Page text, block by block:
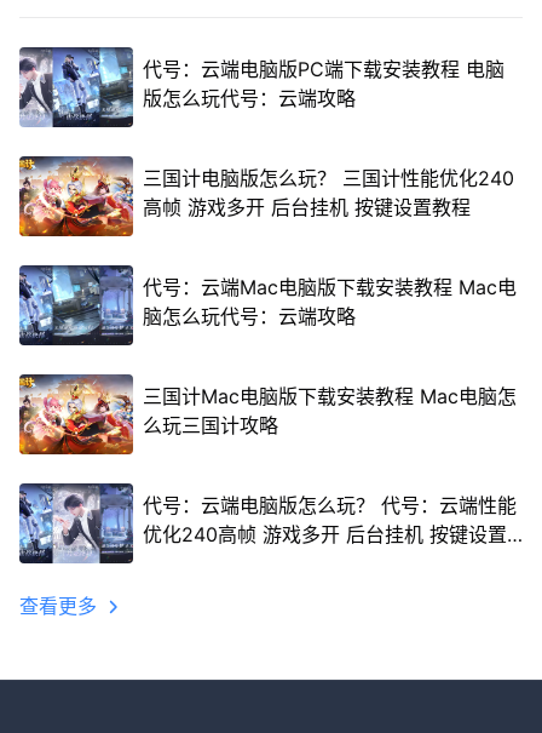
代号：云端电脑版PC端下载安装教程 电脑
版怎么玩代号：云端攻略
三国计电脑版怎么玩？ 三国计性能优化240
高帧 游戏多开 后台挂机 按键设置教程
代号：云端Mac电脑版下载安装教程 Mac电
脑怎么玩代号：云端攻略
三国计Mac电脑版下载安装教程 Mac电脑怎
么玩三国计攻略
代号：云端电脑版怎么玩？ 代号：云端性能
优化240高帧 游戏多开 后台挂机 按键设置
查看更多